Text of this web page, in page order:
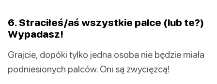
6. Straciłeś/aś wszystkie palce (lub te?)
Wypadasz!
Grajcie, dopóki tylko jedna osoba nie będzie miała
podniesionych palców. Oni są zwycięzcą!